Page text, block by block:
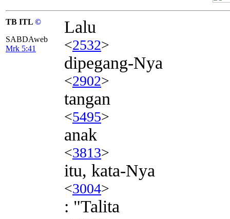
TB ITL ©
SABDAweb
Mrk 5:41
Lalu
<2532>
dipegang-Nya
<2902>
tangan
<5495>
anak
<3813>
itu, kata-Nya
<3004>
: "Talita